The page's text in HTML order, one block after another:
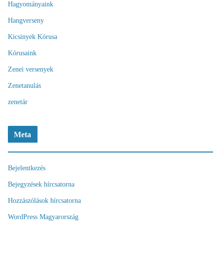
Hagyományaink
Hangverseny
Kicsinyek Kórusa
Kórusaink
Zenei versenyek
Zenetanulás
zenetár
Meta
Bejelentkezés
Bejegyzések hírcsatorna
Hozzászólások hírcsatorna
WordPress Magyarország